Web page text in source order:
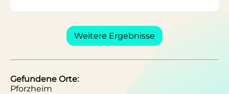
Weitere Ergebnisse
Gefundene Orte:
Pforzheim